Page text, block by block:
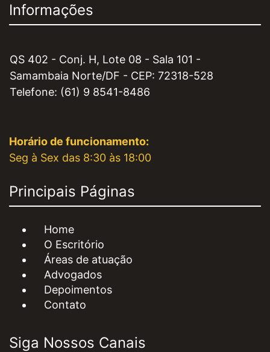
Informações
QS 402 - Conj. H, Lote 08 - Sala 101 -
Samambaia Norte/DF - CEP: 72318-528
Telefone: (61) 9 8541-8486
Horário de funcionamento:
Seg à Sex das 8:30 às 18:00
Principais Páginas
Home
O Escritório
Áreas de atuação
Advogados
Depoimentos
Contato
Siga Nossos Canais